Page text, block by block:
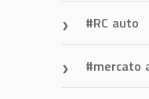
RC auto
mercato